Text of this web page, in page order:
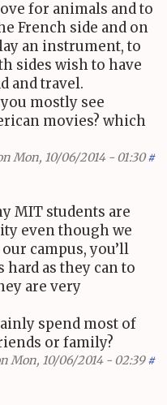
for animals and to
French side and on
an instrument, to
sides wish to have
and travel.
mostly see
movies? which
Mon, 10/06/2014 - 01:30 #
MIT students are
even though we
campus, you’ll
hard as they can to
are very
spend most of
or family?
Mon, 10/06/2014 - 02:39 #